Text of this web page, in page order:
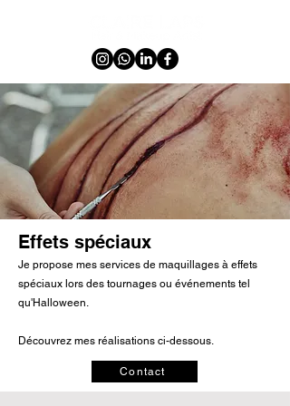
Effets spéciaux
Je propose mes services de maquillages à effets
spéciaux lors des tournages ou événements tel
qu'Halloween.
Découvrez mes réalisations ci-dessous.
Contact